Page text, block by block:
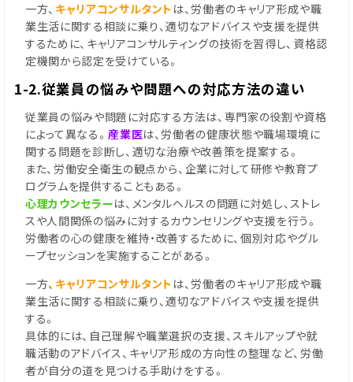
一方、 キャリアコンサルタント は、労働者のキャリア形成や職
業生活に関する相談に乗り、適切なアドバイスや支援を提供
するために、キャリアコンサルティングの技術を習得し、資格認
定機関から認定を受けている。
1-2.従業員の悩みや問題への対応方法の違い
従業員の悩みや問題に対応する方法は、専門家の役割や資格
によって異なる。産業医は、労働者の健康状態や職場環境に
関する問題を診断し、適切な治療や改善策を提案する。
また、労働安全衛生の観点から、企業に対して研修や教育プ
ログラムを提供することもある。
心理カウンセラーは、メンタルヘルスの問題に対処し、ストレ
スや人間関係の悩みに対するカウンセリングや支援を行う。
労働者の心の健康を維持・改善するために、個別対応やグル
ープセッションを実施することがある。
一方、 キャリアコンサルタント は、労働者のキャリア形成や職
業生活に関する相談に乗り、適切なアドバイスや支援を提供
する。
具体的には、自己理解や職業選択の支援、スキルアップや就
職活動のアドバイス、キャリア形成の方向性の整理など、労働
者が自分の道を見つける手助けをする。